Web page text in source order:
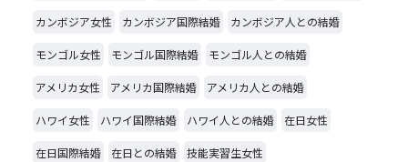
カンボジア女性 カンボジア国際結婚 カンボジア人との結婚
モンゴル女性 モンゴル国際結婚 モンゴル人との結婚
アメリカ女性 アメリカ国際結婚 アメリカ人との結婚
ハワイ女性 ハワイ国際結婚 ハワイ人との結婚 在日女性
在日国際結婚 在日との結婚 技能実習生女性